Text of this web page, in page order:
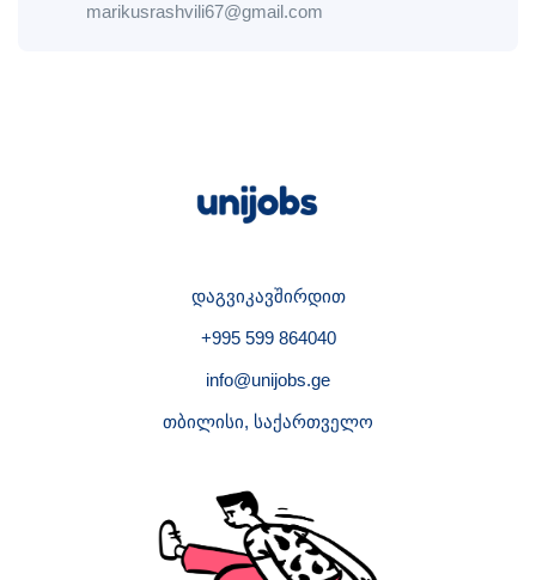
marikusrashvili67@gmail.com
დაგვიკავშირდით
+995 599 864040
info@unijobs.ge
თბილისი, საქართველო